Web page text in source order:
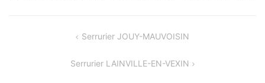
NAVIGATION Serrurier JOUY-MAUVOISIN
Serrurier LAINVILLE-EN-VEXIN